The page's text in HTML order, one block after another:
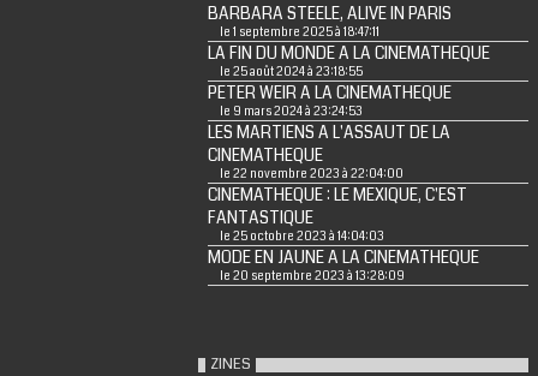
BARBARA STEELE, ALIVE IN PARIS
le 1 septembre 2025 à 18:47:11
LA FIN DU MONDE A LA CINEMATHEQUE
le 25 août 2024 à 23:18:55
PETER WEIR A LA CINEMATHEQUE
le 9 mars 2024 à 23:24:53
LES MARTIENS A L'ASSAUT DE LA
CINEMATHEQUE
le 22 novembre 2023 à 22:04:00
CINEMATHEQUE : LE MEXIQUE, C'EST
FANTASTIQUE
le 25 octobre 2023 à 14:04:03
MODE EN JAUNE A LA CINEMATHEQUE
le 20 septembre 2023 à 13:28:09
ZINES